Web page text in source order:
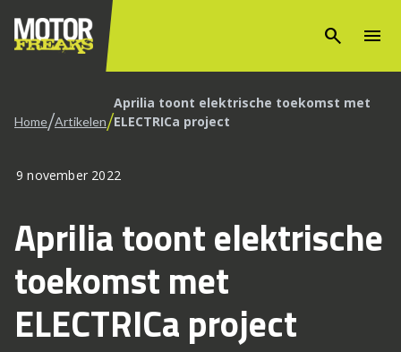
search menu
Home/Artikelen/Aprilia toont elektrische toekomst met
ELECTRICa project
9 november 2022
Aprilia toont elektrische
toekomst met
ELECTRICa project